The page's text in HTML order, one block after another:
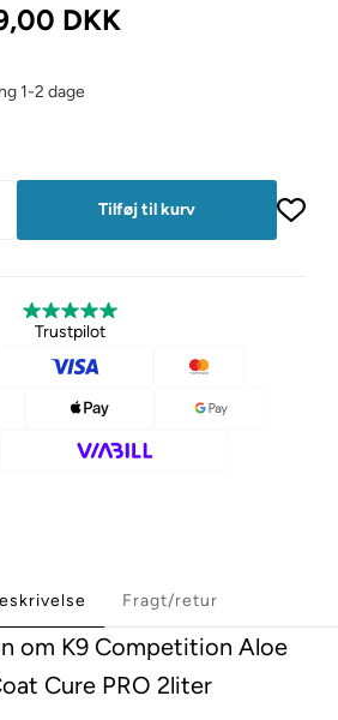
DKK
1-2 dage
Trustpilot
Fragt/retur
om K9 Competition Aloe
Cure PRO 2liter